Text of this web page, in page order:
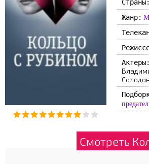
Страны:
Жанр:
Актеры:
Смотреть